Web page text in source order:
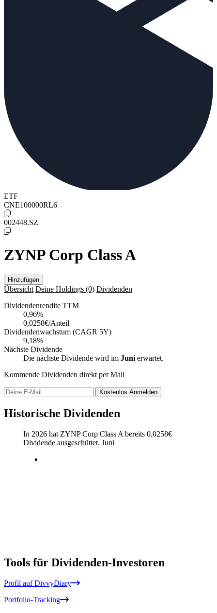
ETF
CNE100000RL6
002448.SZ
ZYNP Corp Class A
Hinzufügen
Übersicht Deine Holdings (0) Dividenden
Dividendenrendite TTM
0,96%
0,0258€/Anteil
Dividendenwachstum (CAGR 5Y)
9,18%
Nächste Dividende
Die nächste Dividende wird im Juni erwartet.
Kommende Dividenden direkt per Mail
Kostenlos Anmelden
Historische Dividenden
In 2026 hat ZYNP Corp Class A bereits 0,0258€
Dividende ausgeschüttet. Juni
Tools für Dividenden-Investoren
Profil auf DivvyDiary
Portfolio-Tracking